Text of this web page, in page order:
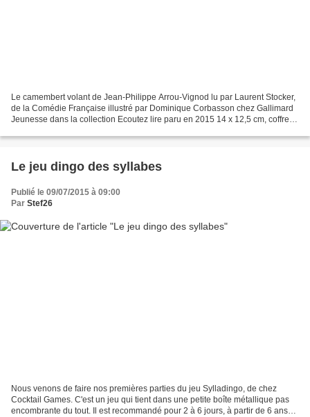
Le camembert volant de Jean-Philippe Arrou-Vignod lu par Laurent Stocker,
de la Comédie Française illustré par Dominique Corbasson chez Gallimard
Jeunesse dans la collection Ecoutez lire paru en 2015 14 x 12,5 cm, coffret
Le jeu dingo des syllabes
Publié le 09/07/2015 à 09:00
Par Stef26
Nous venons de faire nos premières parties du jeu Sylladingo, de chez
Cocktail Games. C'est un jeu qui tient dans une petite boîte métallique pas
encombrante du tout. Il est recommandé pour 2 à 6 jours, à partir de 6 ans